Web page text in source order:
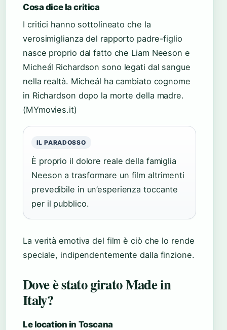
Cosa dice la critica
I critici hanno sottolineato che la
verosimiglianza del rapporto padre-figlio
nasce proprio dal fatto che Liam Neeson e
Micheál Richardson sono legati dal sangue
nella realtà. Micheál ha cambiato cognome
in Richardson dopo la morte della madre.
(MYmovies.it)
IL PARADOSSO
È proprio il dolore reale della famiglia
Neeson a trasformare un film altrimenti
prevedibile in un’esperienza toccante
per il pubblico.
La verità emotiva del film è ciò che lo rende
speciale, indipendentemente dalla finzione.
Dove è stato girato Made in
Italy?
Le location in Toscana